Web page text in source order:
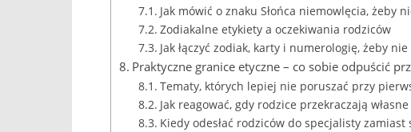
Jak mówić o znaku Słońca niemowlęcia, żeby
Zodiakalne etykiety a oczekiwania rodziców
Jak łączyć zodiak, karty i numerologię, żeby
Praktyczne granice etyczne – co sobie odpuścić
Tematy, których lepiej nie poruszać przy
Jak reagować, gdy rodzice przekraczają
Kiedy odesłać rodziców do specjalisty